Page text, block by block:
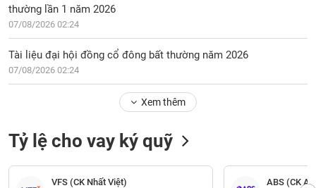
thường lần 1 năm 2026
07/08/2026 02:24
Tài liệu đại hội đồng cổ đông bất thường năm 2026
07/08/2026 02:24
Xem thêm
Tỷ lệ cho vay ký quỹ
VFS (CK Nhất Việt)
ABS (CK